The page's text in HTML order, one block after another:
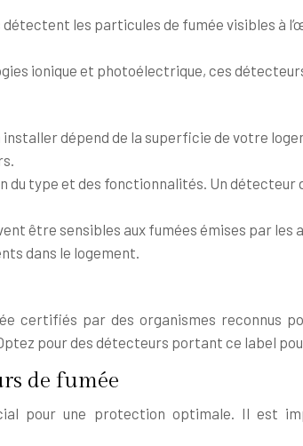
les particules de fumée visibles à
ionique et photoélectrique, ces
dépend de la superficie de votre
type et des fonctionnalités. Un détecteur
être sensibles aux fumées émises par
dans le logement.
certifiés par des organismes
pour des détecteurs portant ce label
de fumée
pour une protection optimale. Il est